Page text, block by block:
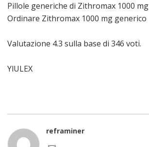
Pillole generiche di Zithromax 1000 mg
Ordinare Zithromax 1000 mg generico
Valutazione 4.3 sulla base di 346 voti.
YlULEX
reframiner